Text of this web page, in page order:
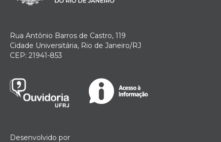
Rua Antônio Barros de Castro, 119
Cidade Universitária, Rio de Janeiro/RJ
CEP: 21941-853
Desenvolvido por